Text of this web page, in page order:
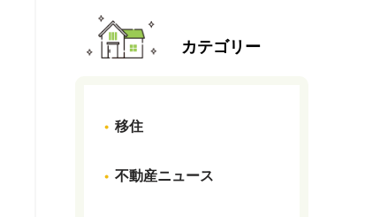
カテゴリー
移住
不動産ニュース